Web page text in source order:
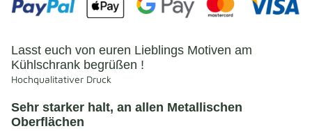
Lasst euch von euren Lieblings Motiven am
Kühlschrank begrüßen !
Hochqualitativer Druck
Sehr starker halt, an allen Metallischen
Oberflächen